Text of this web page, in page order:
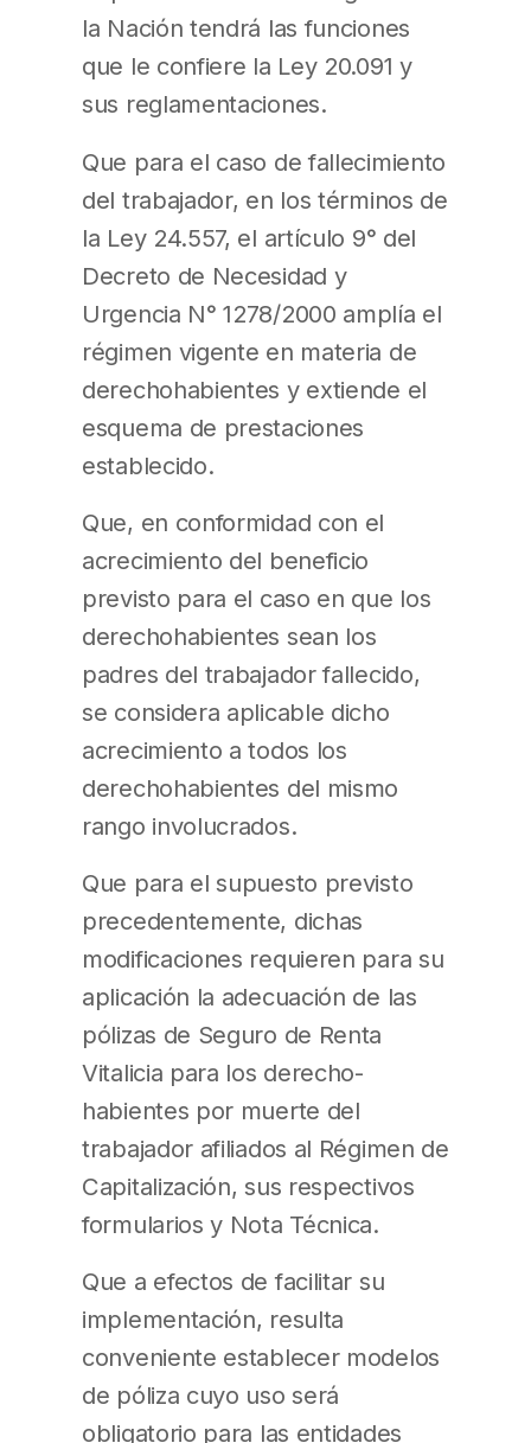
la Nación tendrá las funciones
que le confiere la Ley 20.091 y
sus reglamentaciones.
Que para el caso de fallecimiento
del trabajador, en los términos de
la Ley 24.557, el artículo 9° del
Decreto de Necesidad y
Urgencia N° 1278/2000 amplía el
régimen vigente en materia de
derechohabientes y extiende el
esquema de prestaciones
establecido.
Que, en conformidad con el
acrecimiento del beneficio
previsto para el caso en que los
derechohabientes sean los
padres del trabajador fallecido,
se considera aplicable dicho
acrecimiento a todos los
derechohabientes del mismo
rango involucrados.
Que para el supuesto previsto
precedentemente, dichas
modificaciones requieren para su
aplicación la adecuación de las
pólizas de Seguro de Renta
Vitalicia para los derecho-
habientes por muerte del
trabajador afiliados al Régimen de
Capitalización, sus respectivos
formularios y Nota Técnica.
Que a efectos de facilitar su
implementación, resulta
conveniente establecer modelos
de póliza cuyo uso será
obligatorio para las entidades